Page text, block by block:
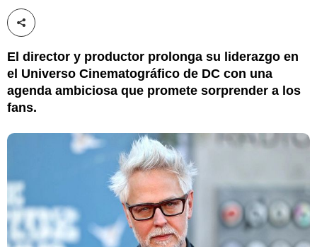
Compartir esta noticia
El director y productor prolonga su liderazgo en
el Universo Cinematográfico de DC con una
agenda ambiciosa que promete sorprender a los
fans.